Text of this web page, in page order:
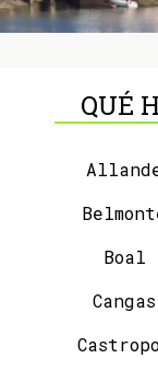
QUÉ
Boal
Cangas